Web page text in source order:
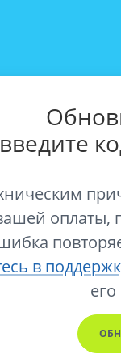
оплаты,
в
его